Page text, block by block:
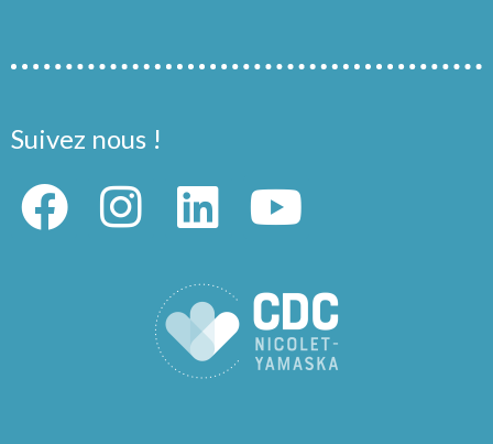
Suivez nous !